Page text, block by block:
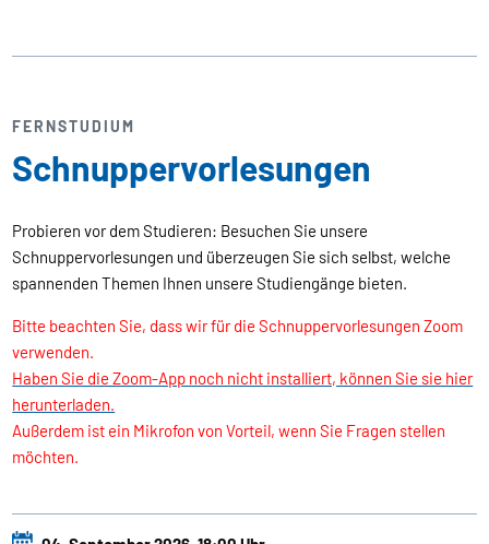
FERNSTUDIUM
Schnuppervorlesungen
Probieren vor dem Studieren: Besuchen Sie unsere
Schnuppervorlesungen und überzeugen Sie sich selbst, welche
spannenden Themen Ihnen unsere Studiengänge bieten.
Bitte beachten Sie, dass wir für die Schnuppervorlesungen Zoom
verwenden.
Haben Sie die Zoom-App noch nicht installiert, können Sie sie hier
herunterladen.
Außerdem ist ein Mikrofon von Vorteil, wenn Sie Fragen stellen
möchten.